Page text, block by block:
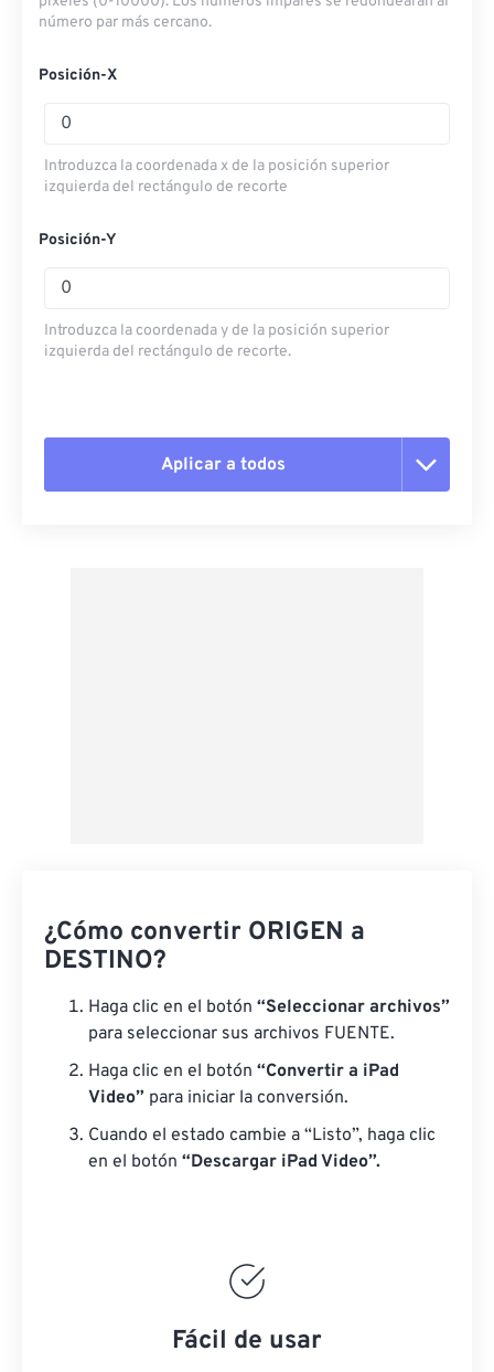
número par más cercano.
Posición-X
Introduzca la coordenada x de la posición superior
izquierda del rectángulo de recorte
Posición-Y
Introduzca la coordenada y de la posición superior
izquierda del rectángulo de recorte.
Aplicar a todos
¿Cómo convertir ORIGEN a
DESTINO?
Haga clic en el botón “Seleccionar archivos”
para seleccionar sus archivos FUENTE.
Haga clic en el botón “Convertir a iPad
Video” para iniciar la conversión.
Cuando el estado cambie a “Listo”, haga clic
en el botón “Descargar iPad Video”.
Fácil de usar